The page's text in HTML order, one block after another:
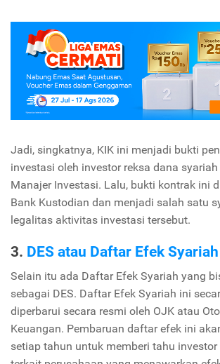
Jadi, singkatnya, KIK ini menjadi bukti
investasi oleh investor reksa dana
Manajer Investasi. Lalu, bukti kontrak ini
Bank Kustodian dan menjadi salah satu
legalitas aktivitas investasi tersebut.
3. DES atau Daftar Efek Syariah
Selain itu ada Daftar Efek Syariah yang
sebagai DES. Daftar Efek Syariah ini
diperbarui secara resmi oleh OJK atau
Keuangan. Pembaruan daftar efek ini
setiap tahun untuk memberi tahu investor